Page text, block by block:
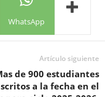
WhatsApp
Artículo siguiente
de 900 estudiantes
a la fecha en el